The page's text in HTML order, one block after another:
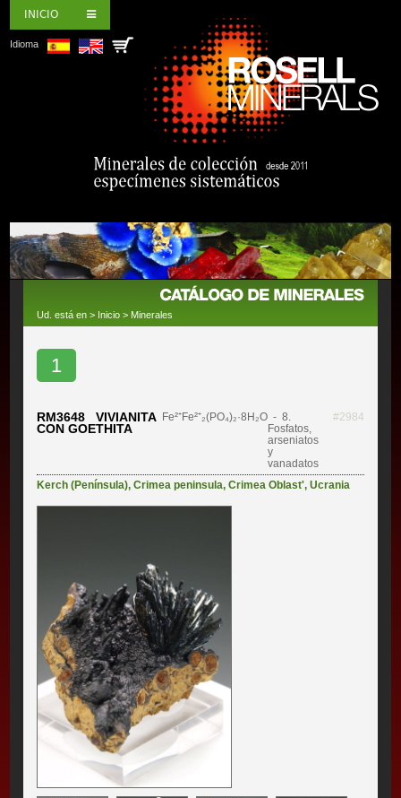
INICIO
Idioma
Ud. está en > Inicio > Minerales
1
RM3648 VIVIANITA
CON GOETHITA
Fe²⁺Fe²⁺₂(PO₄)₂·8H₂O- 8.
Fosfatos,
arseniatos
y
vanadatos
#2984
Kerch (Península),Crimea peninsula,Crimea Oblast',Ucrania